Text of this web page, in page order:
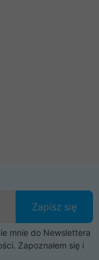
Zapisz się
mnie do Newslettera
Zapoznałem się i